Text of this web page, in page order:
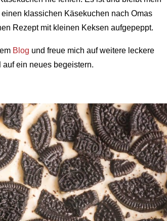
klassichen Käsekuchen nach Omas
Rezept mit kleinen Keksen aufgepeppt.
Blog und freue mich auf weitere leckere
ein neues begeistern.